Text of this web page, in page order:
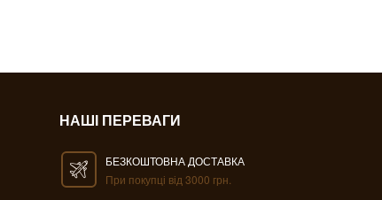
НАШІ ПЕРЕВАГИ
БЕЗКОШТОВНА ДОСТАВКА
При покупці від 3000 грн.